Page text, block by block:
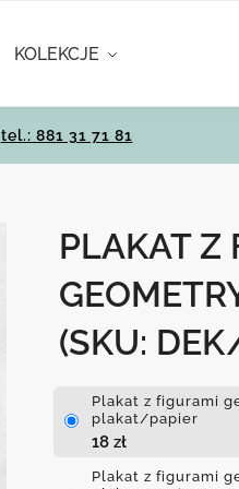
KOLEKCJE
tel.: 881 31 71 81
PLAKAT Z
(SKU:
Plakat z figurami
plakat/papier
18 zł
Plakat z figurami